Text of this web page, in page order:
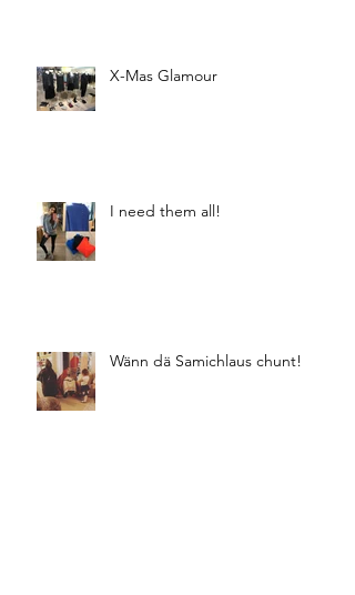
X-Mas Glamour
I need them all!
Wänn dä Samichlaus chunt!